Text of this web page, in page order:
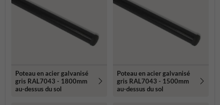
Poteau en acier galvanisé
gris RAL7043 - 1800mm
au-dessus du sol
Poteau en acier galvanisé
gris RAL7043 - 1500mm
au-dessus du sol